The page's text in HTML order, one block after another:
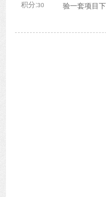
积分:30
验一套项目